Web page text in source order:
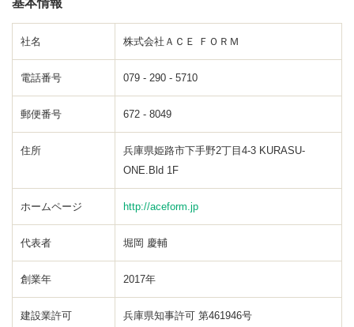
基本情報
社名 株式会社ＡＣＥ ＦＯＲＭ
電話番号 079 - 290 - 5710
郵便番号 672 - 8049
住所
兵庫県姫路市下手野2丁目4-3 KURASU-
ONE.Bld 1F
ホームページ http://aceform.jp
代表者 堀岡 慶輔
創業年 2017年
建設業許可 兵庫県知事許可 第461946号